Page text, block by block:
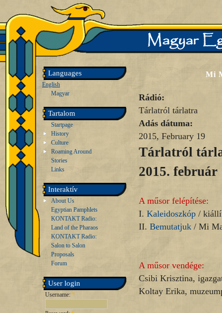
Languages
English
Magyar
Tartalom
Startpage
History
Culture
Roaming Around
Stories
Links
Interaktív
About Us
Egyptian Pamphlets
KONTAKT Radio:
Land of the Pharaos
KONTAKT Radio:
Salon to Salon
Proposals
Forum
User login
Username: *
Mi
Rádió:
Tárlatról tárlatra
Adás dátuma:
2015, February 19
Tárlatról
2015. február
A műsor felépítése:
I. Kaleidoszkóp /
II. Bemutatjuk / Mi
A műsor vendége:
Csibi Krisztina,
Koltay Erika,